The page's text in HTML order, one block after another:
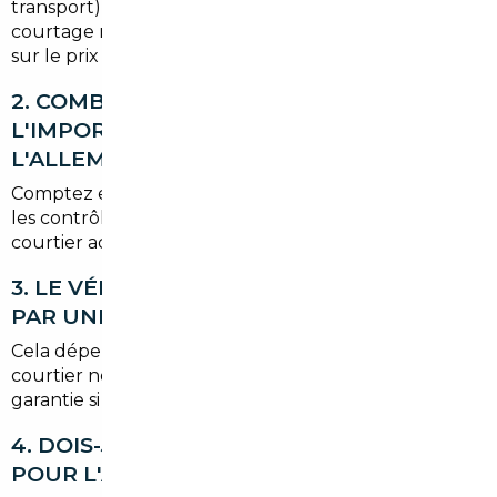
transport) et le pays d'origine. En général, les frais de
courtage restent inférieurs aux économies réalisées
sur le prix d'achat.
2. COMBIEN DE TEMPS PREND
L'IMPORTATION D'UNE VOITURE DEPUIS
L'ALLEMAGNE ?
Comptez entre 2 et 8 semaines selon la disponibilité,
les contrôles et les formalités administratives. Un
courtier accélère souvent ces étapes.
3. LE VÉHICULE IMPORTÉ EST-IL COUVERT
PAR UNE GARANTIE EN FRANCE ?
Cela dépend du vendeur et du concessionnaire. Le
courtier négocie la reprise ou une extension de
garantie si possible.
4. DOIS-JE ME DÉPLACER EN ALLEMAGNE
POUR L'ACHAT ?